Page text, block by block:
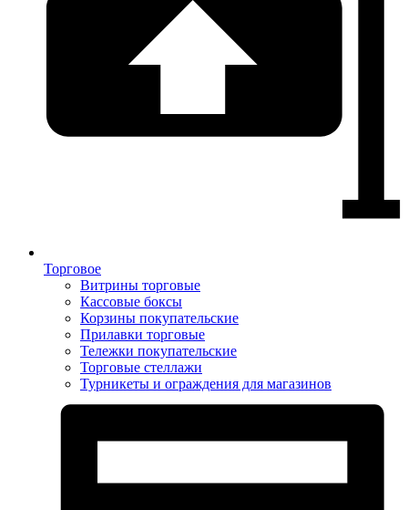
Торговое
Витрины торговые
Кассовые боксы
Корзины покупательские
Прилавки торговые
Тележки покупательские
Торговые стеллажи
Турникеты и ограждения для магазинов